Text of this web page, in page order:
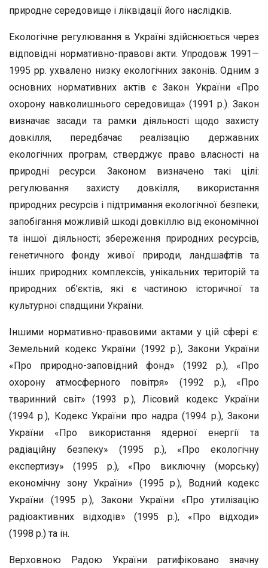
природне середовище і ліквідації його наслідків.
Екологічне регулювання в Україні здійснюється через
відповідні нормативно-правові акти. Упродовж 1991—
1995 рр. ухвалено низку екологічних законів. Одним з
основних нормативних актів є Закон України «Про
охорону навколишнього середовища» (1991 р.). Закон
визначає засади та рамки діяльності щодо захисту
довкілля, передбачає реалізацію державних
екологічних програм, стверджує право власності на
природні ресурси. Законом визначено такі цілі:
регулювання захисту довкілля, використання
природних ресурсів і підтримання екологічної безпеки;
запобігання можливій шкоді довкіллю від економічної
та іншої діяльності; збереження природних ресурсів,
генетичного фонду живої природи, ландшафтів та
інших природних комплексів, унікальних територій та
природних об’єктів, які є частиною історичної та
культурної спадщини України.
Іншими нормативно-правовими актами у цій сфері є:
Земельний кодекс України (1992 р.), Закони України
«Про природно-заповідний фонд» (1992 р.), «Про
охорону атмосферного повітря» (1992 р.), «Про
тваринний світ» (1993 р.), Лісовий кодекс України
(1994 р.), Кодекс України про надра (1994 р.), Закони
України «Про використання ядерної енергії та
радіаційну безпеку» (1995 р.), «Про екологічну
експертизу» (1995 р.), «Про виключну (морську)
економічну зону України» (1995 р.), Водний кодекс
України (1995 р.), Закони України «Про утилізацію
радіоактивних відходів» (1995 р.), «Про відходи»
(1998 р.) та ін.
Верховною Радою України ратифіковано значну